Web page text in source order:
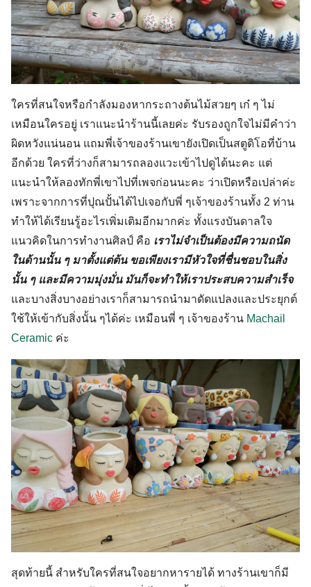
ใครที่สนใจหรือกำลังมองหากระถางต้นไม้สวยๆ เก๋ ๆ ไม่
เหมือนใครอยู่ เราแนะนำร้านนี้เลยค่ะ รับรองถูกใจไม่มีคำว่า
ผิดหวังแน่นอน แถมพี่เจ้าของร้านเขายังเปิดเป็นสตูดิโอที่บ้าน
อีกด้วย ใครที่ว่างก็สามารถลองแวะเข้าไปดูได้นะคะ แต่
แนะนำให้ลองทักพี่เขาไปที่เพจก่อนนะคะ ว่าเปิดหรือเปล่าค่ะ
เพราะจากการที่ปุณปั้นได้ไปเจอกับพี่ ๆเจ้าของร้านทั้ง 2 ท่าน
ทำให้ได้เรียนรู้อะไรเพิ่มเติมอีกมากค่ะ ทั้งแรงบันดาลใจ
แนวคิดในการทำงานศิลป์ คือ เราไม่จำเป็นต้องมีความถนัด
ในด้านนั้น ๆ มาตั้งแต่ต้น ขอเพียงเรามีหัวใจที่ชื่นชอบในสิ่ง
นั้น ๆ และมีความมุ่งมั่น มันก็จะทำให้เราประสบความสำเร็จ
และบางสิ่งบางอย่างเราก็สามารถนำมาดัดแปลงและประยุกต์
ใช้ให้เข้ากับสิ่งนั้น ๆได้ค่ะ เหมือนพี่ ๆ เจ้าของร้าน Machail
Ceramic ค่ะ
สุดท้ายนี้ สำหรับใครที่สนใจอยากหารายได้ ทางร้านเขาก็มี